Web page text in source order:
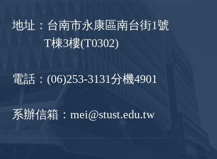
地址：台南市永康區南台街1號
T棟3樓(T0302)
電話：(06)253-3131分機4901
系辦信箱：mei@stust.edu.tw